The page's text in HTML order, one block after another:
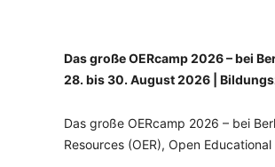
Das große OERcamp 2026 – bei
28. bis 30. August 2026 |
Das große OERcamp 2026 – bei
Resources (OER), Open